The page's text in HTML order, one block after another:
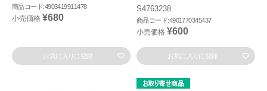
商品コード:4903419911478
小売価格 ¥680
お気に入りに登録
S4763238
商品コード:4901770345437
小売価格 ¥600
お気に入りに登録